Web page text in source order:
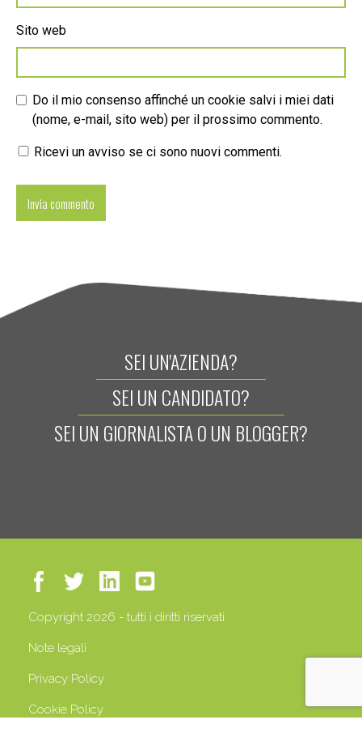
Sito web
Do il mio consenso affinché un cookie salvi i miei dati
(nome, e-mail, sito web) per il prossimo commento.
Ricevi un avviso se ci sono nuovi commenti.
SEI UN'AZIENDA?
SEI UN CANDIDATO?
SEI UN GIORNALISTA O UN BLOGGER?
Copyright 2026 - tutti i diritti riservati
Note legali
Privacy Policy
Cookie Policy